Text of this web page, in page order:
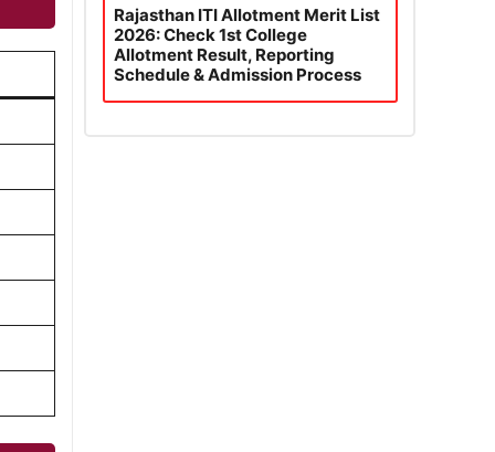
Rajasthan ITI Allotment Merit List
2026: Check 1st College
Allotment Result, Reporting
Schedule & Admission Process